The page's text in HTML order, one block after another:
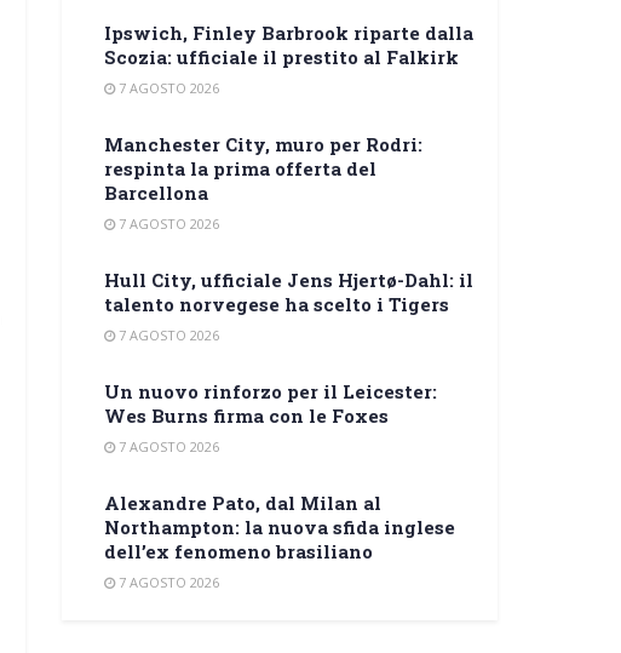
Ipswich, Finley Barbrook riparte dalla
Scozia: ufficiale il prestito al Falkirk
7 AGOSTO 2026
Manchester City, muro per Rodri:
respinta la prima offerta del
Barcellona
7 AGOSTO 2026
Hull City, ufficiale Jens Hjertø-Dahl: il
talento norvegese ha scelto i Tigers
7 AGOSTO 2026
Un nuovo rinforzo per il Leicester:
Wes Burns firma con le Foxes
7 AGOSTO 2026
Alexandre Pato, dal Milan al
Northampton: la nuova sfida inglese
dell’ex fenomeno brasiliano
7 AGOSTO 2026